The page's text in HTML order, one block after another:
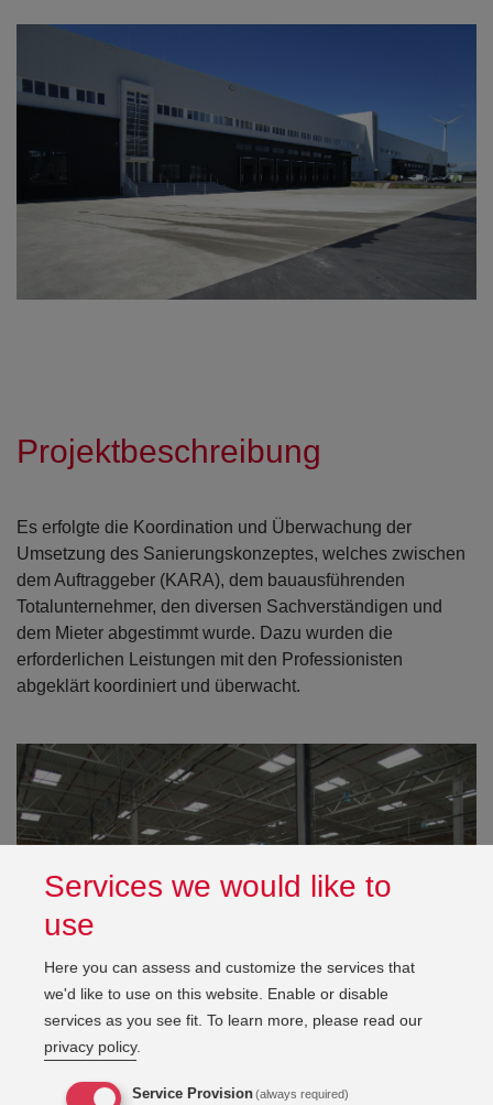
Projektbeschreibung
Es erfolgte die Koordination und Überwachung der
Umsetzung des Sanierungskonzeptes, welches zwischen
dem Auftraggeber (KARA), dem bauausführenden
Totalunternehmer, den diversen Sachverständigen und
dem Mieter abgestimmt wurde. Dazu wurden die
erforderlichen Leistungen mit den Professionisten
abgeklärt koordiniert und überwacht.
Services we would like to
use
Here you can assess and customize the services that
we'd like to use on this website. Enable or disable
services as you see fit. To learn more, please read our
privacy policy.
Service Provision(always required)